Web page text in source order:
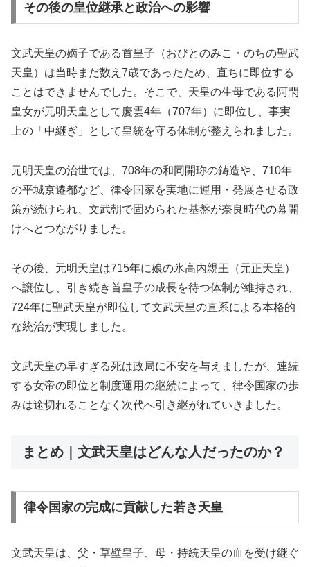
その後の皇位継承と政治への影響
文武天皇の嫡子である首皇子（おびとのみこ・のちの聖武
天皇）は当時まだ数え7歳であったため、直ちに即位する
ことはできませんでした。そこで、天皇の生母である阿閇
皇女が元明天皇として慶雲4年（707年）に即位し、事実
上の「中継ぎ」として皇統を守る体制が整えられました。
元明天皇の治世では、708年の和同開珎の鋳造や、710年
の平城京遷都など、律令国家を実地に運用・発展させる政
策が続けられ、文武朝で固められた基盤が奈良時代の幕開
けへとつながりました。
その後、元明天皇は715年に娘の氷高内親王（元正天皇）
へ譲位し、引き続き首皇子の成長を待つ体制が維持され、
724年に聖武天皇が即位して文武天皇の直系による本格的
な統治が実現しました。
文武天皇の早すぎる死は政局に不安を与えましたが、連続
する女帝の即位と制度運用の継続によって、律令国家の歩
みは途切れることなく次代へ引き継がれていきました。
まとめ｜文武天皇はどんな人だったのか？
律令国家の完成に貢献した若き天皇
文武天皇は、父・草壁皇子、母・持統天皇の血を受け継ぐ